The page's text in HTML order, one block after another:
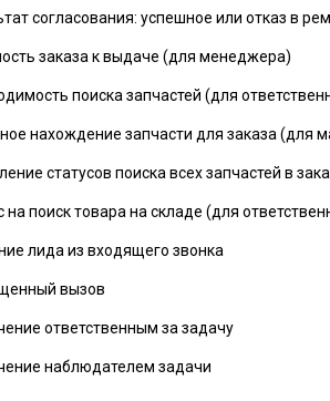
согласования: успешное или отказ в
заказа к выдаче (для менеджера)
поиска запчастей (для
нахождение запчасти для заказа (для
статусов поиска всех запчастей в
на поиск товара на складе (для
лида из входящего звонка
вызов
ответственным за задачу
наблюдателем задачи